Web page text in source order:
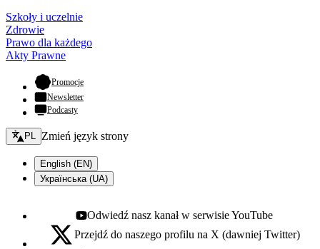
Szkoły i uczelnie
Zdrowie
Prawo dla każdego
Akty Prawne
Promocje- otwiera się w nowej karcie
Newsletter
Podcasty
Zmień język - bieżący:
PL Zmień język strony
English (EN)
Українська (UA)
Youtube - otwiera się w nowej karcie
Odwiedź nasz kanał w serwisie YouTube
X - otwiera się w nowej karcie
Przejdź do naszego profilu na X (dawniej Twitter)